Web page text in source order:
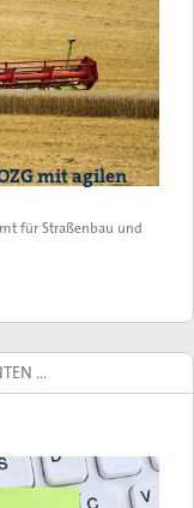
mit agilen
für Straßenbau und
…